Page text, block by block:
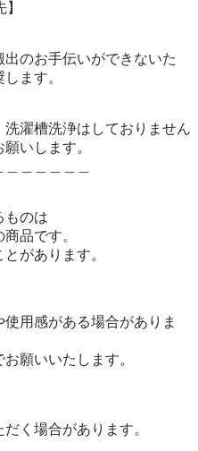
のお手伝いができないた
ます。
濯槽洗浄はしておりません
いします。
ものは
品です。
があります。
用感がある場合がありま
願いいたします。
く場合があります。